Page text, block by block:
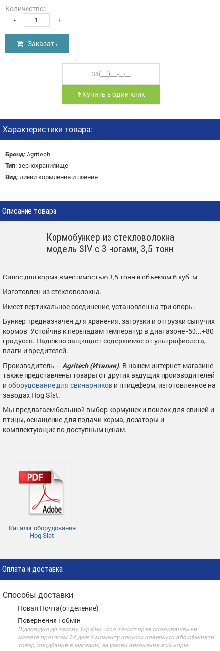
Количество:
- +
Заказать
Купить в один клик
Характеристики товара:
Бренд:Agritech
Тип:зернохранилище
Вид: линии кормления и поения
Описание товара
Кормобункер из стекловолокна
модель SIV с 3 ногами, 3,5 тонн
Силос для корма вместимостью 3,5 тонн и объемом 6 куб. м.
Изготовлен из стекловолокна.
Имеет вертикальное соединение, установлен на три опоры.
Бункер предназначен для хранения, загрузки и отгрузки сыпучих
кормов. Устойчив к перепадам температур в диапазоне -50...+80
градусов. Надежно защищает содержимое от ультрафиолета,
влаги и вредителей.
Производитель — Agritech (Италия). В нашем интернет-магазине
также представлены товары от других ведущих производителей
и оборудование для свинарников и птицеферм, изготовленное на
заводах Hog Slat.
Мы предлагаем большой выбор кормушек и поилок для свиней и
птицы, оснащение для подачи корма, дозаторы и
комплектующие по доступным ценам.
Каталог оборудования
Hog Slat
Оплата и доставка
Способы доставки
Новая Почта(отделение)
Повернення і обмін
Відповідно до закону України «про захист прав споживачів» ви
можете протягом 14 днів з моменту покупки повернути або обміняти
товар, придбаний в магазині, за умови виконання всіх норм